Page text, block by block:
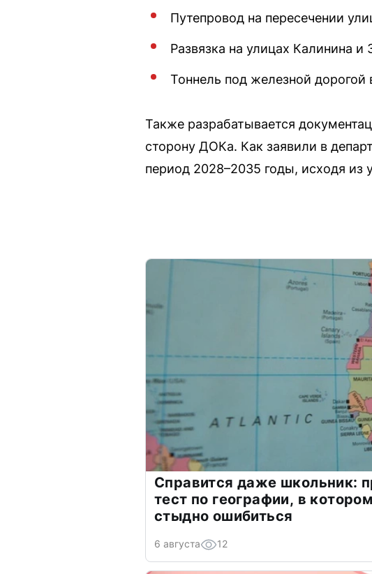
Путепровод на пересечении
Развязка на улицах Калинина и
Тоннель под железной
Также разрабатывается
сторону ДОКа. Как заявили в
период 2028–2035 годы, исходя из
Справится даже школьник:
тест по географии, в
стыдно ошибиться
6 августа 12